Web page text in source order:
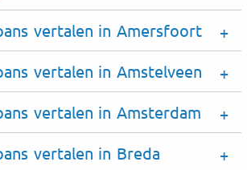
vertalen in Amersfoort
vertalen in Amstelveen
vertalen in Amsterdam
vertalen in Breda